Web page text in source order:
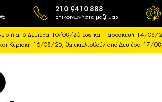
210 9410 888
Επικοινωνήστε μαζί μας
από Δευτέρα 10/08/26 έως και Παρασκευή 14/08/
Κυριακή 16/08/26, θα εκτελεσθούν από Δευτέρα 17/